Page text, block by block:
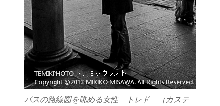
バスの路線図を眺める女性 トレド （カステ